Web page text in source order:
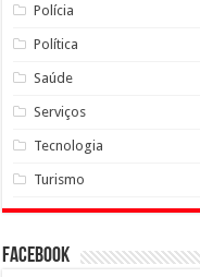
Polícia
Política
Saúde
Serviços
Tecnologia
Turismo
Facebook